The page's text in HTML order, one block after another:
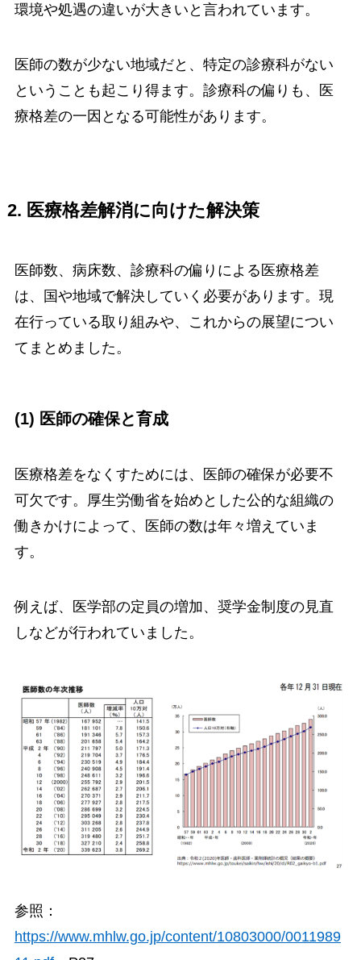
環境や処遇の違いが大きいと言われています。
医師の数が少ない地域だと、特定の診療科がない
ということも起こり得ます。診療科の偏りも、医
療格差の一因となる可能性があります。
2. 医療格差解消に向けた解決策
医師数、病床数、診療科の偏りによる医療格差
は、国や地域で解決していく必要があります。現
在行っている取り組みや、これからの展望につい
てまとめました。
(1) 医師の確保と育成
医療格差をなくすためには、医師の確保が必要不
可欠です。厚生労働省を始めとした公的な組織の
働きかけによって、医師の数は年々増えていま
す。
例えば、医学部の定員の増加、奨学金制度の見直
しなどが行われていました。
参照：
https://www.mhlw.go.jp/content/10803000/0011989